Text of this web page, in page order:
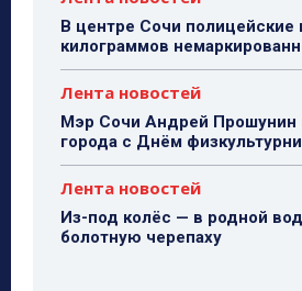
В центре Сочи полицейские
килограммов
Лента новостей
Мэр Сочи Андрей Прошунин
города с Днём
Лента новостей
Из-под колёс — в родной
болотную черепаху